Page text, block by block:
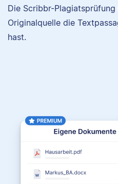
Die Scribbr-
Originalquelle die
hast.